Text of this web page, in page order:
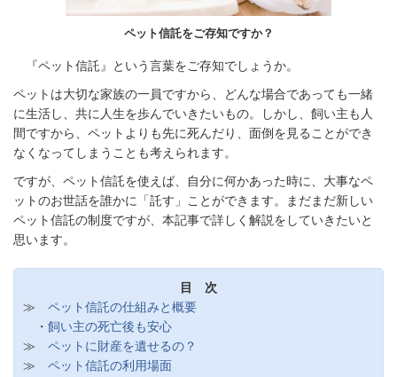
ペット信託をご存知ですか？
『ペット信託』という言葉をご存知でしょうか。
ペットは大切な家族の一員ですから、どんな場合であっても一緒
に生活し、共に人生を歩んでいきたいもの。しかし、飼い主も人
間ですから、ペットよりも先に死んだり、面倒を見ることができ
なくなってしまうことも考えられます。
ですが、ペット信託を使えば、自分に何かあった時に、大事なペ
ットのお世話を誰かに「託す」ことができます。まだまだ新しい
ペット信託の制度ですが、本記事で詳しく解説をしていきたいと
思います。
目 次
≫ ペット信託の仕組みと概要
・ 飼い主の死亡後も安心
≫ ペットに財産を遺せるの？
≫ ペット信託の利用場面